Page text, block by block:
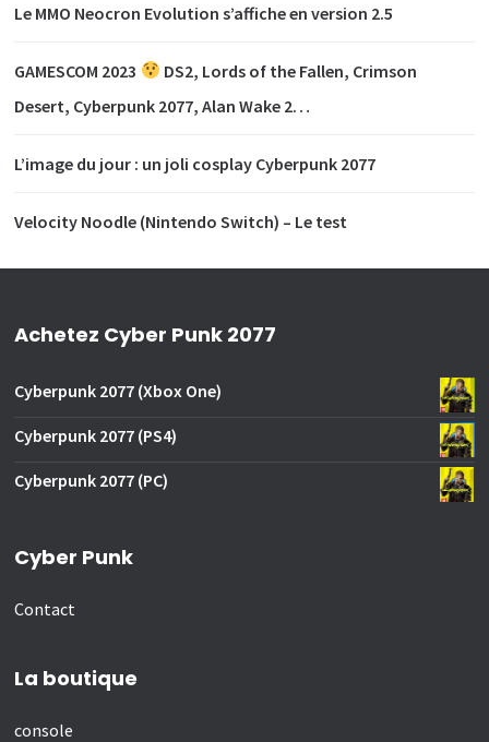
Le MMO Neocron Evolution s’affiche en version 2.5
GAMESCOM 2023
DS2, Lords of the Fallen, Crimson
Desert, Cyberpunk 2077, Alan Wake 2…
L’image du jour : un joli cosplay Cyberpunk 2077
Velocity Noodle (Nintendo Switch) – Le test
Achetez Cyber Punk 2077
Cyberpunk 2077 (Xbox One)
Cyberpunk 2077 (PS4)
Cyberpunk 2077 (PC)
Cyber Punk
Contact
La boutique
console